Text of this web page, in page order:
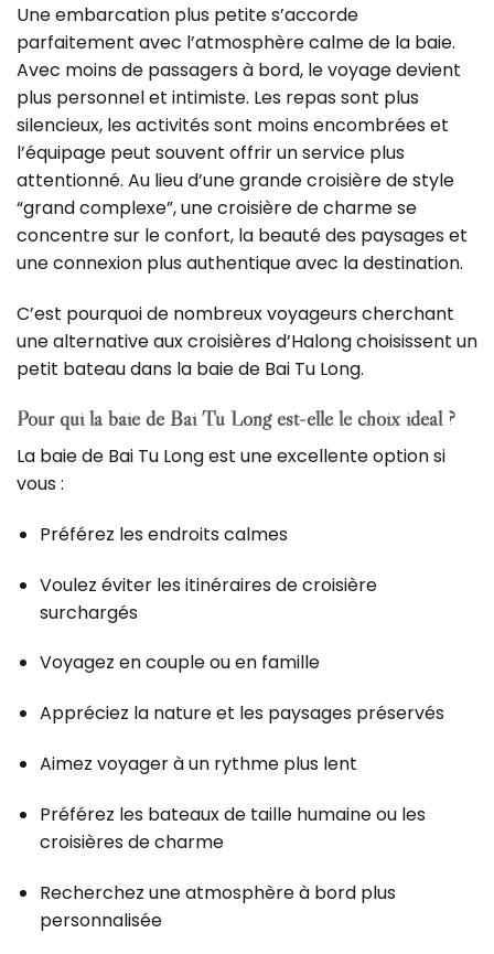
Une embarcation plus petite s’accorde
parfaitement avec l’atmosphère calme de la baie.
Avec moins de passagers à bord, le voyage devient
plus personnel et intimiste. Les repas sont plus
silencieux, les activités sont moins encombrées et
l’équipage peut souvent offrir un service plus
attentionné. Au lieu d’une grande croisière de style
“grand complexe”, une croisière de charme se
concentre sur le confort, la beauté des paysages et
une connexion plus authentique avec la destination.
C’est pourquoi de nombreux voyageurs cherchant
une alternative aux croisières d’Halong choisissent un
petit bateau dans la baie de Bai Tu Long.
Pour qui la baie de Bai Tu Long est-elle le choix idéal ?
La baie de Bai Tu Long est une excellente option si
vous :
Préférez les endroits calmes
Voulez éviter les itinéraires de croisière
surchargés
Voyagez en couple ou en famille
Appréciez la nature et les paysages préservés
Aimez voyager à un rythme plus lent
Préférez les bateaux de taille humaine ou les
croisières de charme
Recherchez une atmosphère à bord plus
personnalisée